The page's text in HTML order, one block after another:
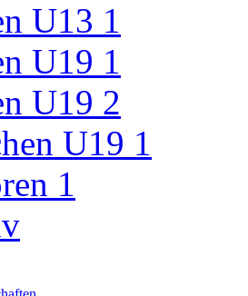
U13 1
U19 1
U19 2
U19 1
1